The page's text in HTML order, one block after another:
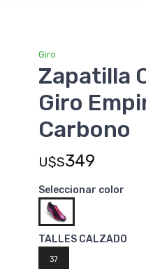
Giro
Zapatilla
Giro
Carbono
U$S349
Seleccionar color
TALLES CALZADO
37